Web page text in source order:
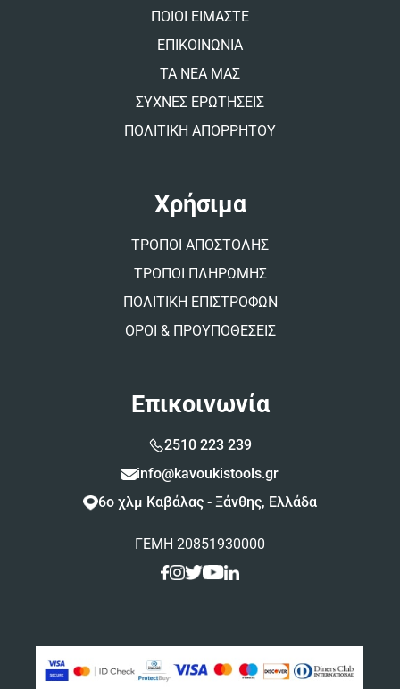
ΠΟΙΟΙ ΕΙΜΑΣΤΕ
ΕΠΙΚΟΙΝΩΝΙΑ
ΤΑ ΝΕΑ ΜΑΣ
ΣΥΧΝΕΣ ΕΡΩΤΗΣΕΙΣ
ΠΟΛΙΤΙΚΗ ΑΠΟΡΡΗΤΟΥ
Χρήσιμα
ΤΡΟΠΟΙ ΑΠΟΣΤΟΛΗΣ
ΤΡΟΠΟΙ ΠΛΗΡΩΜΗΣ
ΠΟΛΙΤΙΚΗ ΕΠΙΣΤΡΟΦΩΝ
ΟΡΟΙ & ΠΡΟΥΠΟΘΕΣΕΙΣ
Επικοινωνία
2510 223 239
info@kavoukistools.gr
6ο χλμ Καβάλας - Ξάνθης, Ελλάδα
ΓΕΜΗ 20851930000